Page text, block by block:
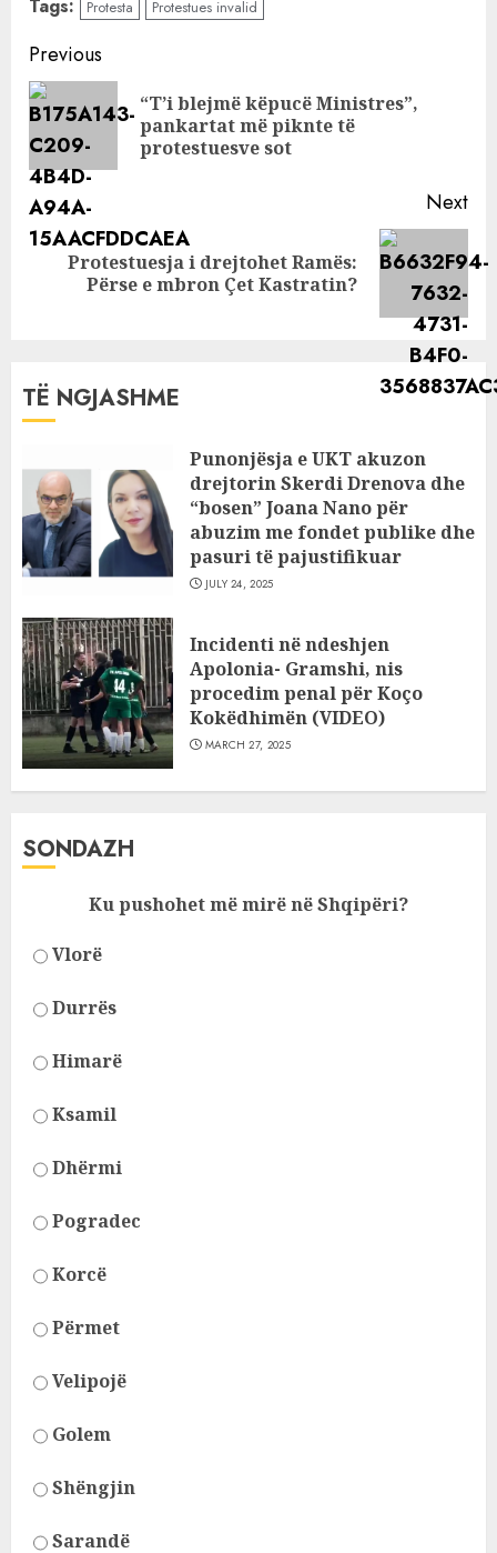
shqiptare, ne s’na
do asnjë komb
tjetër
Tags: Protesta Protestues invalid
Continue
Reading
Previous
“T’i blejmë këpucë Ministres”,
pankartat më piknte të
protestuesve sot
Next
NextProtestuesja i drejtohet Ramës:
Përse e mbron Çet Kastratin?
TË NGJASHME
Punonjësja e UKT akuzon
drejtorin Skerdi Drenova dhe
“bosen” Joana Nano për
abuzim me fondet publike dhe
pasuri të pajustifikuar
JULY 24, 2025
Incidenti në ndeshjen
Apolonia- Gramshi, nis
procedim penal për Koço
Kokëdhimën (VIDEO)
MARCH 27, 2025
SONDAZH
Ku pushohet më mirë në Shqipëri?
Vlorë
Durrës
Himarë
Ksamil
Dhërmi
Pogradec
Korcë
Përmet
Velipojë
Golem
Shëngjin
Sarandë